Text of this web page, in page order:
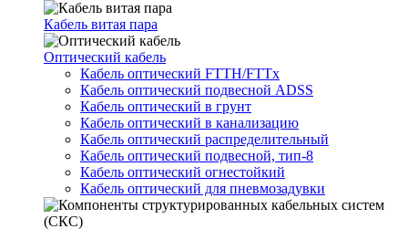
Кабель витая пара
Оптический кабель
Кабель оптический FTTH/FTTx
Кабель оптический подвесной ADSS
Кабель оптический в грунт
Кабель оптический в канализацию
Кабель оптический распределительный
Кабель оптический подвесной, тип-8
Кабель оптический огнестойкий
Кабель оптический для пневмозадувки